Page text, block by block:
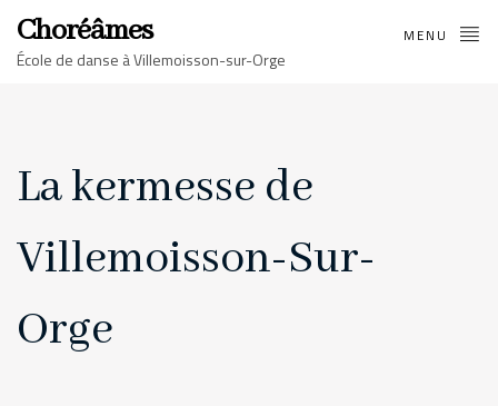
Choréâmes
École de danse à Villemoisson-sur-Orge
MENU
La kermesse de
Villemoisson-Sur-
Orge